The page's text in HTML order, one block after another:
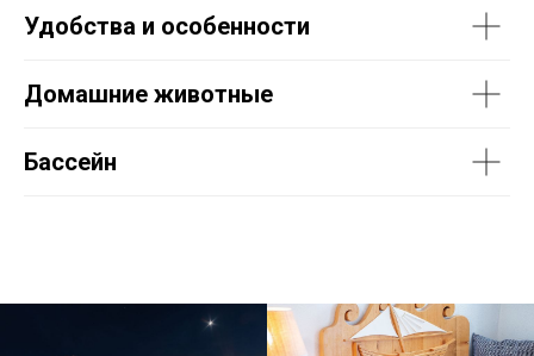
Удобства и особенности
Домашние животные
Бассейн